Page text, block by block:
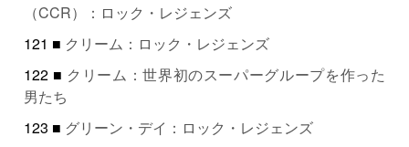
（CCR）：ロック・レジェンズ
121 ■ クリーム：ロック・レジェンズ
122 ■ クリーム：世界初のスーパーグループを作った
男たち
123 ■ グリーン・デイ：ロック・レジェンズ